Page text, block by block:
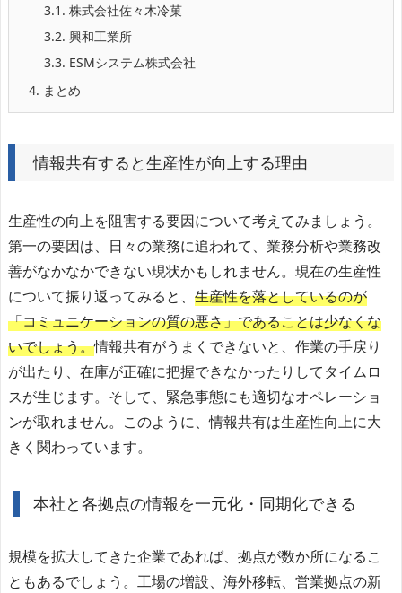
3.1. 株式会社佐々木冷菓
3.2. 興和工業所
3.3. ESMシステム株式会社
4. まとめ
情報共有すると生産性が向上する理由
生産性の向上を阻害する要因について考えてみましょう。
第一の要因は、日々の業務に追われて、業務分析や業務改
善がなかなかできない現状かもしれません。現在の生産性
について振り返ってみると、 生産性を落としているのが
「コミュニケーションの質の悪さ」であることは少なくな
いでしょう。情報共有がうまくできないと、作業の手戻り
が出たり、在庫が正確に把握できなかったりしてタイムロ
スが生じます。そして、緊急事態にも適切なオペレーショ
ンが取れません。このように、情報共有は生産性向上に大
きく関わっています。
本社と各拠点の情報を一元化・同期化できる
規模を拡大してきた企業であれば、拠点が数か所になるこ
ともあるでしょう。工場の増設、海外移転、営業拠点の新